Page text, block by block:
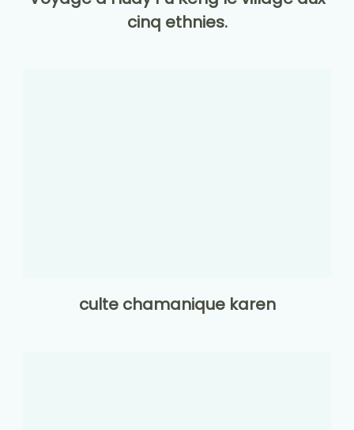
cinq ethnies.
culte chamanique karen